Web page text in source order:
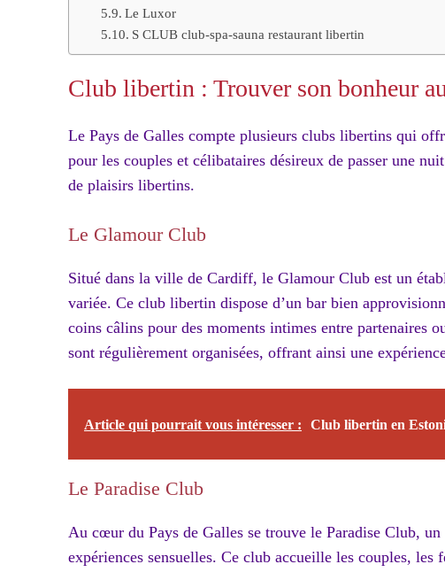
Le Luxor
S CLUB club-spa-sauna restaurant libertin
Club libertin : Trouver son bonheur
Le Pays de Galles compte plusieurs clubs libertins qui
pour les couples et célibataires désireux de passer une
de plaisirs libertins.
Le Glamour Club
Situé dans la ville de Cardiff, le Glamour Club est un
variée. Ce club libertin dispose d’un bar bien
coins câlins pour des moments intimes entre partenaires
sont régulièrement organisées, offrant ainsi une
Article qui pourrait vous intéresser : Club libertin en
Le Paradise Club
Au cœur du Pays de Galles se trouve le Paradise Club,
expériences sensuelles. Ce club accueille les couples, les